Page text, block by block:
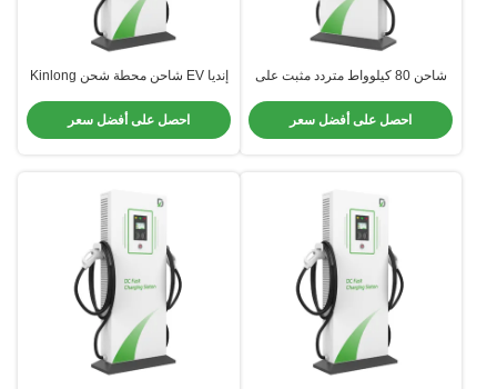
شاحن 80 كيلوواط متردد مثبت على
العامة
احصل على أفضل سعر
إنديا EV شاحن محطة شحن Kinlong
الغاز المحطة العامة
احصل على أفضل سعر